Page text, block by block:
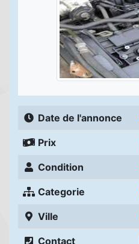
Date de l'annonce
Prix
Condition
Categorie
Ville
Contact